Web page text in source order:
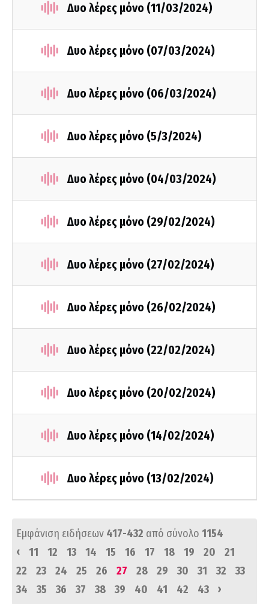
Δυο λέρες μόνο (11/03/2024)
Δυο λέρες μόνο (07/03/2024)
Δυο λέρες μόνο (06/03/2024)
Δυο λέρες μόνο (5/3/2024)
Δυο λέρες μόνο (04/03/2024)
Δυο λέρες μόνο (29/02/2024)
Δυο λέρες μόνο (27/02/2024)
Δυο λέρες μόνο (26/02/2024)
Δυο λέρες μόνο (22/02/2024)
Δυο λέρες μόνο (20/02/2024)
Δυο λέρες μόνο (14/02/2024)
Δυο λέρες μόνο (13/02/2024)
Εμφάνιση ειδήσεων 417-432 από σύνολο 1154
‹
11 12 13 14 15 16 17 18 19 20
21
22
23 24 25 26 27 28 29 30 31 32
33
34
35 36 37 38 39 40 41 42 43 ›